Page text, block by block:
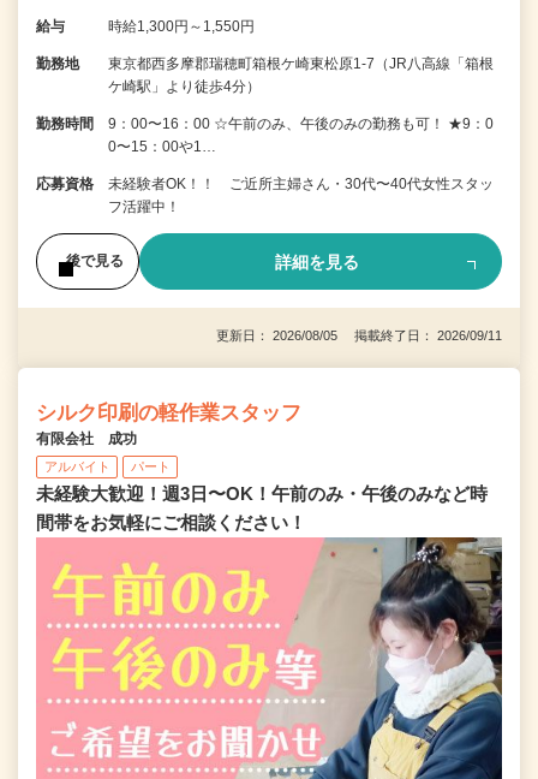
給与 時給1,300円～1,550円
勤務地
東京都西多摩郡瑞穂町箱根ケ崎東松原1-7（JR八高線「箱根
ケ崎駅」より徒歩4分）
勤務時間
9：00〜16：00 ☆午前のみ、午後のみの勤務も可！ ★9：0
0〜15：00や1…
応募資格
未経験者OK！！ ご近所主婦さん・30代〜40代女性スタッ
フ活躍中！
後で見る 詳細を見る
更新日： 2026/08/05 掲載終了日： 2026/09/11
シルク印刷の軽作業スタッフ
有限会社 成功
アルバイト パート
未経験大歓迎！週3日〜OK！午前のみ・午後のみなど時
間帯をお気軽にご相談ください！